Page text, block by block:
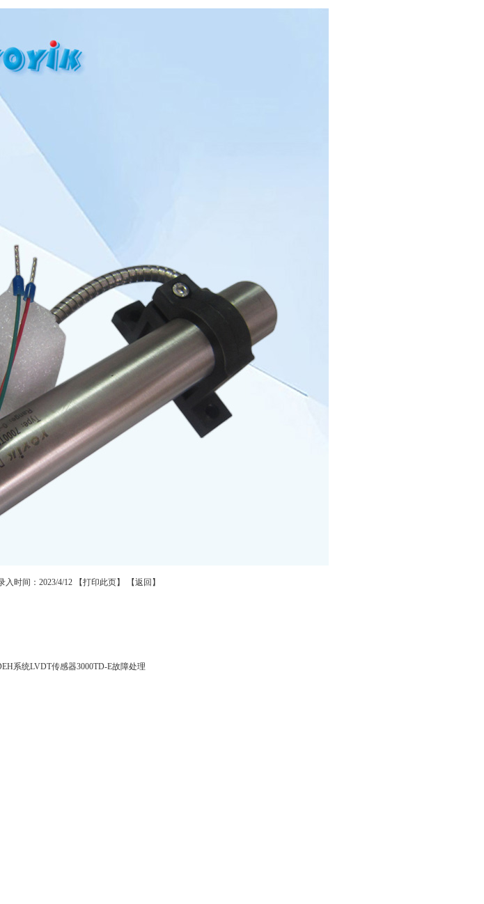
入时间：2023/4/12 【打印此页】 【返回 】
系统LVDT传感器3000TD-E故障处理